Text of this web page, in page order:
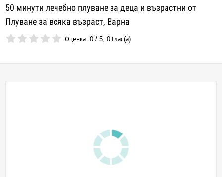
50 минути лечебно плуване за деца и възрастни от
Плуване за всяка възраст, Варна
Оценка:0 /5,0 Глас(а)